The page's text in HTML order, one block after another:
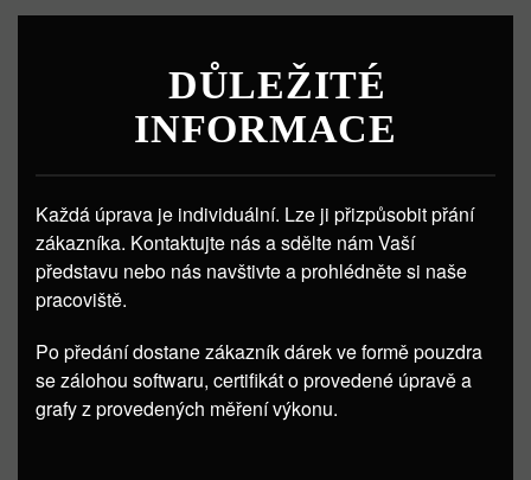
DŮLEŽITÉ
INFORMACE
Každá úprava je individuální. Lze ji přizpůsobit přání
zákazníka. Kontaktujte nás a sdělte nám Vaší
představu nebo nás navštivte a prohlédněte si naše
pracoviště.
Po předání dostane zákazník dárek ve formě pouzdra
se zálohou softwaru, certifikát o provedené úpravě a
grafy z provedených měření výkonu.